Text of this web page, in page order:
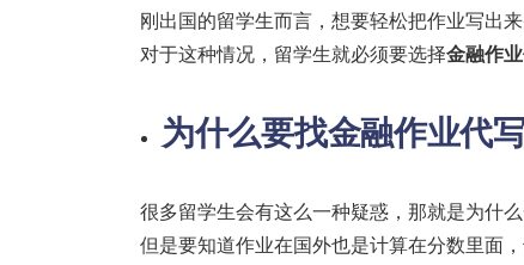
刚出国的留学生而言，想要轻松把作业写出
对于这种情况，留学生就必须要选择金融作
为什么要找金融作业代
很多留学生会有这么一种疑惑，那就是为什
但是要知道作业在国外也是计算在分数里面